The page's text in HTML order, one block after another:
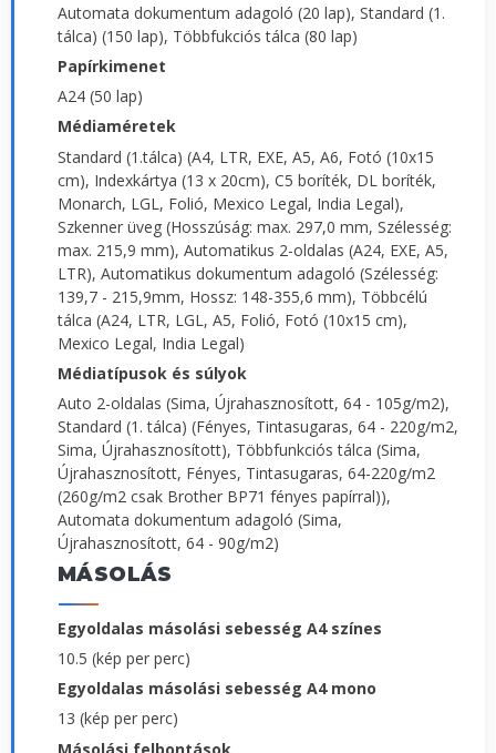
Automata dokumentum adagoló (20 lap), Standard (1.
tálca) (150 lap), Többfukciós tálca (80 lap)
Papírkimenet
A24 (50 lap)
Médiaméretek
Standard (1.tálca) (A4, LTR, EXE, A5, A6, Fotó (10x15
cm), Indexkártya (13 x 20cm), C5 boríték, DL boríték,
Monarch, LGL, Folió, Mexico Legal, India Legal),
Szkenner üveg (Hosszúság: max. 297,0 mm, Szélesség:
max. 215,9 mm), Automatikus 2-oldalas (A24, EXE, A5,
LTR), Automatikus dokumentum adagoló (Szélesség:
139,7 - 215,9mm, Hossz: 148-355,6 mm), Többcélú
tálca (A24, LTR, LGL, A5, Folió, Fotó (10x15 cm),
Mexico Legal, India Legal)
Médiatípusok és súlyok
Auto 2-oldalas (Sima, Újrahasznosított, 64 - 105g/m2),
Standard (1. tálca) (Fényes, Tintasugaras, 64 - 220g/m2,
Sima, Újrahasznosított), Többfunkciós tálca (Sima,
Újrahasznosított, Fényes, Tintasugaras, 64-220g/m2
(260g/m2 csak Brother BP71 fényes papírral)),
Automata dokumentum adagoló (Sima,
Újrahasznosított, 64 - 90g/m2)
MÁSOLÁS
Egyoldalas másolási sebesség A4 színes
10.5 (kép per perc)
Egyoldalas másolási sebesség A4 mono
13 (kép per perc)
Másolási felbontások